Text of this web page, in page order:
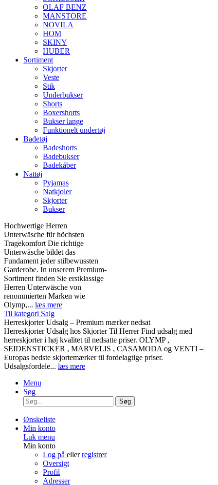
OLAF BENZ
MANSTORE
NOVILA
HOM
SKINY
HUBER
Sortiment
Skjorter
Veste
Stik
Underbukser
Shorts
Boxershorts
Bukser lange
Funktionelt undertøj
Badetøj
Badeshorts
Badebukser
Badekåber
Nattøj
Pyjamas
Natkjoler
Skjorter
Bukser
Hochwertige Herren
Unterwäsche für höchsten
Tragekomfort Die richtige
Unterwäsche bildet das
Fundament jeder stilbewussten
Garderobe. In unserem Premium-
Sortiment finden Sie erstklassige
Herren Unterwäsche von
renommierten Marken wie
Olymp,... læs mere
Til kategori Salg
Herreskjorter Udsalg – Premium mærker nedsat
Herreskjorter Udsalg hos Skjorter Til Herrer Find udsalg med
herreskjorter i høj kvalitet til nedsatte priser. OLYMP ,
SEIDENSTICKER , MARVELIS , CASAMODA og VENTI –
Europas bedste skjortemærker til fordelagtige priser.
Udsalgsfordele... læs mere
Menu
Søg
Søg
Ønskeliste
Min konto
Luk menu
Min konto
Log på ellerregistrer
Oversigt
Profil
Adresser